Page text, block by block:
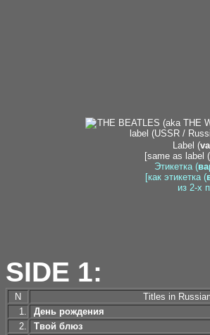
Label (
[same as label (
Этикетка (
[как этикетка (
из 2-х
SIDE 1:
N
Titles in
1.
День рождения
2.
Твой блюз